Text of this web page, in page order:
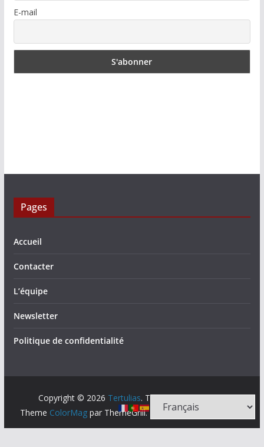
E-mail
Pages
Accueil
Contacter
L’équipe
Newsletter
Politique de confidentialité
Copyright © 2026 Tertulias. Tous droits réservés.
Theme ColorMagpar ThemeGrill. Propulsé par